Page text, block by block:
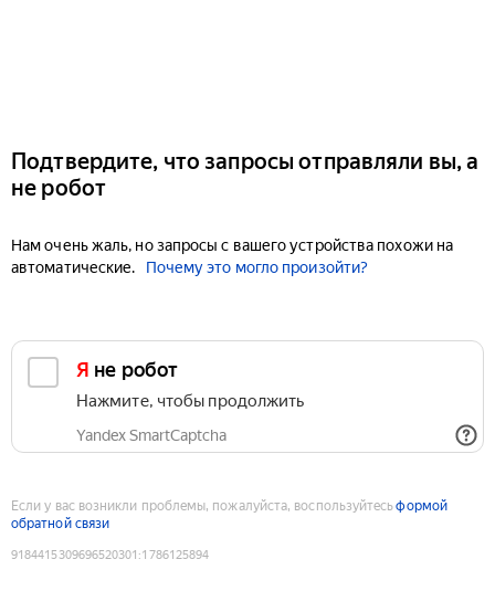
Подтвердите, что запросы отправляли вы, а
не робот
Нам очень жаль, но запросы с вашего устройства похожи на
автоматические.
Почему это могло произойти?
Я не робот
Нажмите, чтобы продолжить
Yandex SmartCaptcha
Если у вас возникли проблемы, пожалуйста, воспользуйтесьформой
обратной связи
9184415309696520301 :1786125894